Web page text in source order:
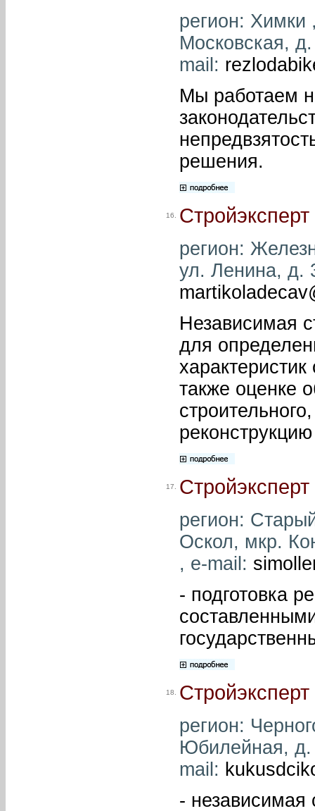
регион: Химки
Московская,
mail:
Мы работаем
решения.
16.
регион:
ул. Ленина, д.
Независимая
для
также оценке
17.
регион:
Оскол, мкр.
, e-mail:
- подготовка
18.
регион:
Юбилейная, д.
mail:
- независимая